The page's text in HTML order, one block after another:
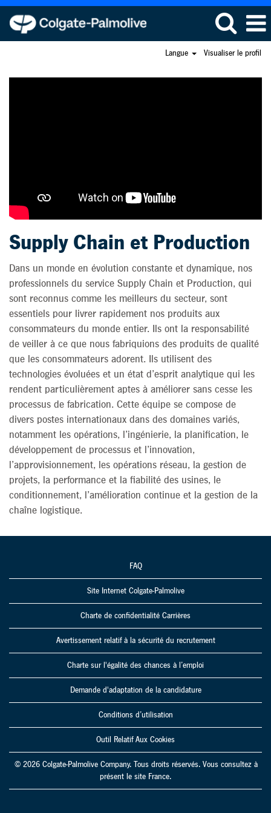
Langue Visualiser le profil
Supply Chain et Production
Dans un monde en évolution constante et dynamique, nos
professionnels du service Supply Chain et Production, qui
sont reconnus comme les meilleurs du secteur, sont
essentiels pour livrer rapidement nos produits aux
consommateurs du monde entier. Ils ont la responsabilité
de veiller à ce que nous fabriquions des produits de qualité
que les consommateurs adorent. Ils utilisent des
technologies évoluées et un état d’esprit analytique qui les
rendent particulièrement aptes à améliorer sans cesse les
processus de fabrication. Cette équipe se compose de
divers postes internationaux dans des domaines variés,
notamment les opérations, l’ingénierie, la planification, le
développement de processus et l’innovation,
l’approvisionnement, les opérations réseau, la gestion de
projets, la performance et la fiabilité des usines, le
conditionnement, l’amélioration continue et la gestion de la
chaîne logistique.
FAQ
Site Internet Colgate-Palmolive
Charte de confidentialité Carrières
Avertissement relatif à la sécurité du recrutement
Charte sur l'égalité des chances à l’emploi
Demande d'adaptation de la candidature
Conditions d’utilisation
Outil Relatif Aux Cookies
© 2026 Colgate-Palmolive Company. Tous droits réservés. Vous consultez à
présent le site France.